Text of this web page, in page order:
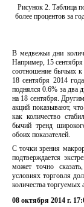
Рисунок 2. Таблица
более процентов за
В медвежьи дни
Например, 15
соотношение бычьих
18 сентября 2014
поднялся 0.6% за два
на 18 сентября.
акций показывают,
как количество
бычий тренд
обоих показателей.
С точки зрения
подтверждается
может точно
условиях торговля
количества торгуемых
08 октября 2014 г.